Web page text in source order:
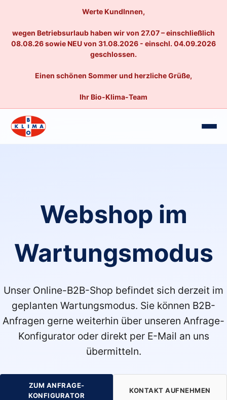
Werte KundInnen,
wegen Betriebsurlaub haben wir von 27.07 – einschließlich
08.08.26 sowie NEU von 31.08.2026 - einschl. 04.09.2026
geschlossen.
Einen schönen Sommer und herzliche Grüße,
Ihr Bio-Klima-Team
Webshop im
Wartungsmodus
Unser Online-B2B-Shop befindet sich derzeit im
geplanten Wartungsmodus. Sie können B2B-
Anfragen gerne weiterhin über unseren Anfrage-
Konfigurator oder direkt per E-Mail an uns
übermitteln.
ZUM ANFRAGE-
KONFIGURATOR
KONTAKT AUFNEHMEN